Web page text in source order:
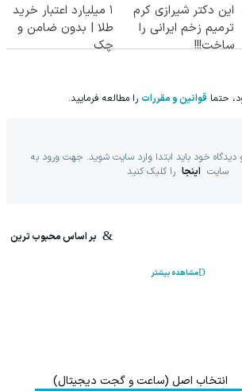
این دکتر شیرازی کرم
ترمیم زخم ایرانی را
ساخت!!!
۱ میلیارد اعتبار خرید
طلا | بدون ضامن و
چک
حتما قوانین و مقررات را مطالعه فرمایید.
خود باید ابتدا وارد سایت شوید. جهت ورود به
سایت اینجا را کلیک کنید
بر اساس محبوب ترین
مشاهده بیشتر
اصل (ساعت و گجت دیجیتال)